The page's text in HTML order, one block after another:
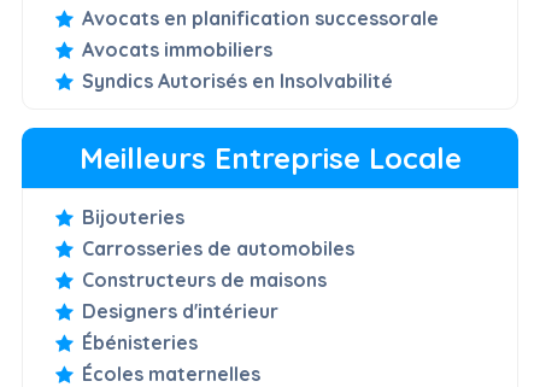
Avocats en planification successorale
Avocats immobiliers
Syndics Autorisés en Insolvabilité
Meilleurs Entreprise Locale
Bijouteries
Carrosseries de automobiles
Constructeurs de maisons
Designers d'intérieur
Ébénisteries
Écoles maternelles